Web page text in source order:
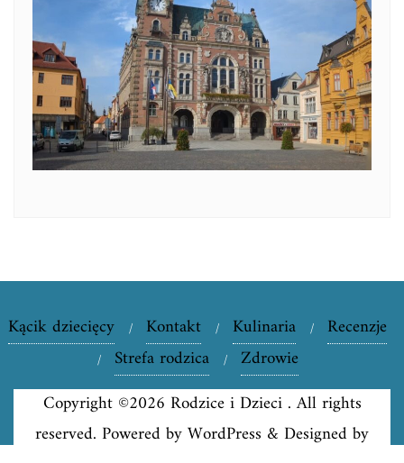
Kącik dziecięcy Kontakt Kulinaria
Recenzje
Strefa rodzica
Zdrowie
Copyright ©2026 Rodzice i Dzieci . All rights
reserved. Powered byWordPress & Designed by